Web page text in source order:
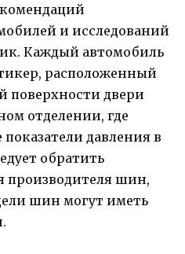
и исследований
Каждый автомобиль
расположенный
поверхности двери
отделении, где
давления в
обратить
производителя шин,
шин могут иметь